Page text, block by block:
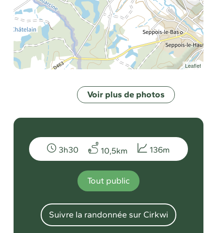
Leaflet
Voir plus de photos
3h30 10,5km 136m
Tout public
Suivre la randonnée sur Cirkwi